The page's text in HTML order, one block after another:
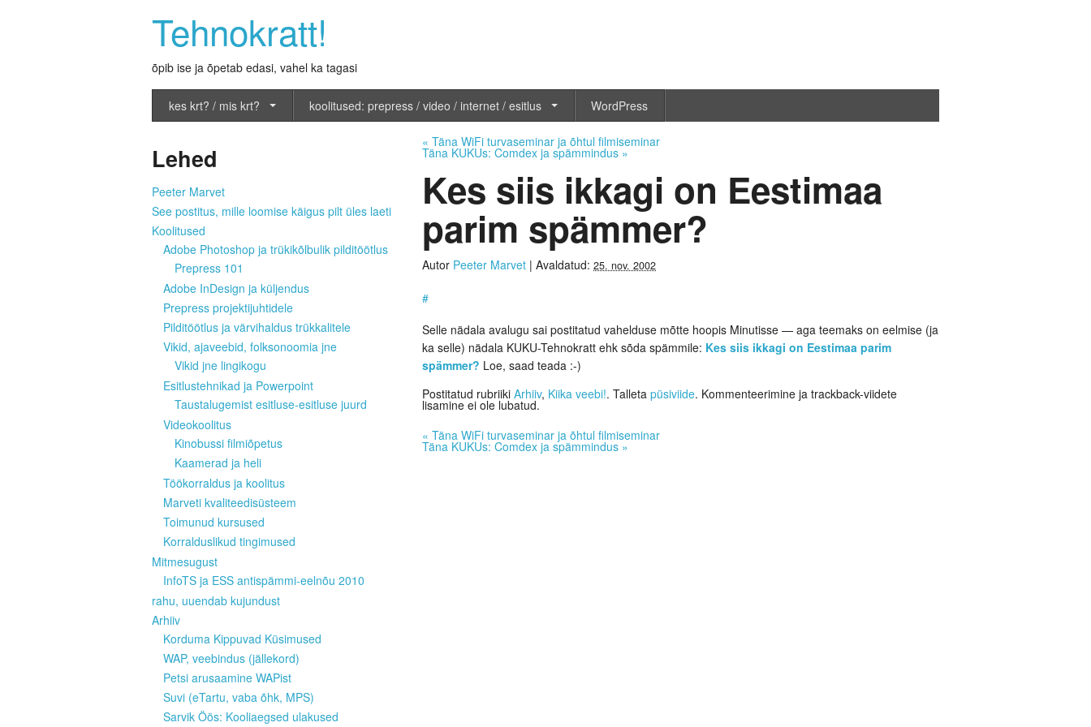
Tehnokratt!
õpib ise ja õpetab edasi, vahel ka tagasi
kes krt? / mis krt? koolitused: prepress / video / internet / esitlus WordPress
« Täna WiFi turvaseminar ja õhtul filmiseminar
Täna KUKUs: Comdex ja spämmindus »
Kes siis ikkagi on Eestimaa
parim spämmer?
Autor Peeter Marvet |Avaldatud:25. nov. 2002
#
Selle nädala avalugu sai postitatud vahelduse mõtte hoopis Minutisse — aga teemaks on eelmise (ja
ka selle) nädala KUKU-Tehnokratt ehk sõda spämmile: Kes siis ikkagi on Eestimaa parim
spämmer? Loe, saad teada :-)
Postitatud rubriikiArhiiv, Kiika veebi!. Talletapüsiviide. Kommenteerimine ja trackback-viidete
lisamine ei ole lubatud.
« Täna WiFi turvaseminar ja õhtul filmiseminar
Täna KUKUs: Comdex ja spämmindus »
Lehed
Peeter Marvet
See postitus, mille loomise käigus pilt üles laeti
Koolitused
Adobe Photoshop ja trükikõlbulik pilditöötlus
Prepress 101
Adobe InDesign ja küljendus
Prepress projektijuhtidele
Pilditöötlus ja värvihaldus trükkalitele
Vikid, ajaveebid, folksonoomia jne
Vikid jne lingikogu
Esitlustehnikad ja Powerpoint
Taustalugemist esitluse-esitluse juurd
Videokoolitus
Kinobussi filmiõpetus
Kaamerad ja heli
Töökorraldus ja koolitus
Marveti kvaliteedisüsteem
Toimunud kursused
Korralduslikud tingimused
Mitmesugust
InfoTS ja ESS antispämmi-eelnõu 2010
rahu, uuendab kujundust
Arhiiv
Korduma Kippuvad Küsimused
WAP, veebindus (jällekord)
Petsi arusaamine WAPist
Suvi (eTartu, vaba õhk, MPS)
Sarvik Öös: Kooliaegsed ulakused